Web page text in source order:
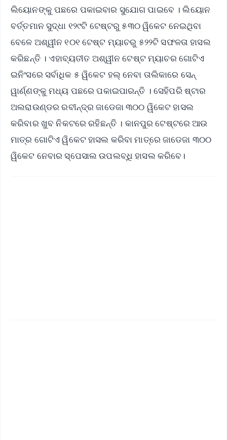
ଲିୟୋନଙ୍କୁ ପଛରେ ପକାଇବାର ସୁଯୋଗ ପାଇବେ । ଲିୟୋନ
ବର୍ତ୍ତମାନ ସୁଦ୍ଧା ୧୨୯ଟି ଟେଷ୍ଟରୁ ୫୩୦ ୱିକେଟ ନେଇଥିବା
ବେଳେ ଅଶ୍ୱୀନ ୧୦୧ ଟେଷ୍ଟ ମ୍ୟାଚରୁ ୫୨୨ଟି ସଫଳତା ହାସଲ
କରିଛନ୍ତି । ଏହାବ୍ୟତୀତ ଅଶ୍ୱୀନ ଟେଷ୍ଟ ମ୍ୟାଚର ଗୋଟିଏ
ଇନିଂସରେ ସର୍ବାଧିକ ୫ ୱିକେଟ ହଲ୍ ନେବା ତାଲିକାରେ ସେନ୍
ୱାର୍ଣ୍ଣଙ୍କୁ ମଧ୍ୟ ପଛରେ ପକାଇପାରନ୍ତି । ସେହିପରି ଷ୍ଟାର
ଅଲରାଉଣ୍ଡର ରବୀନ୍ଦ୍ର ଜାଡେଜା ୩୦୦ ୱିକେଟ ହାସଲ
କରିବାର ଖୁବ ନିକଟରେ ରହିଛନ୍ତି । କାନପୁର ଟେଷ୍ଟରେ ଆଉ
ମାତ୍ର ଗୋଟିଏ ୱିକେଟ ହାସଲ କରିବା ମାତ୍ରେ ଜାଡେଜା ୩୦୦
ୱିକେଟ ନେବାର ସ୍ପେସାଲ ଉପଲବ୍ଧି ହାସଲ କରିବେ।